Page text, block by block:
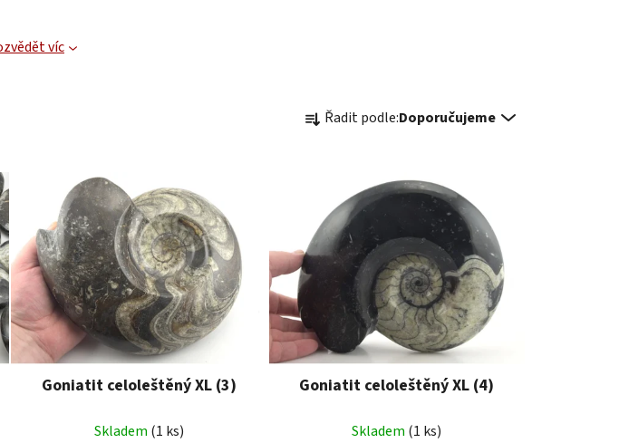
víc
a
p
r
o
d
u
k
t
Řadit podle:Doporučujeme
Goniatit celoleštěný XL (3)
Skladem (1 ks)
Goniatit celoleštěný XL (4)
Skladem (1 ks)